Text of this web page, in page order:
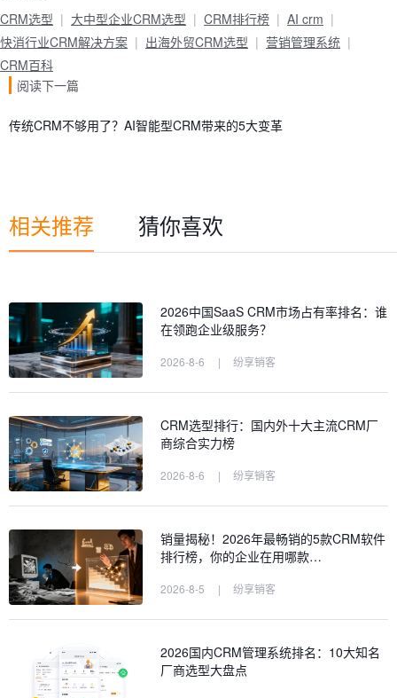
CRM选型
大中型企业CRM选型 CRM排行榜
AI crm
快消行业CRM解决方案
出海外贸CRM选型
营销管理系统
CRM百科
阅读下一篇
传统CRM不够用了？AI智能型CRM带来的5大变革
相关推荐 猜你喜欢
2026中国SaaS CRM市场占有率排名：谁
在领跑企业级服务？
2026-8-6 | 纷享销客
CRM选型排行：国内外十大主流CRM厂
商综合实力榜
2026-8-6 | 纷享销客
销量揭秘！2026年最畅销的5款CRM软件
排行榜，你的企业在用哪款…
2026-8-5 | 纷享销客
2026国内CRM管理系统排名：10大知名
厂商选型大盘点